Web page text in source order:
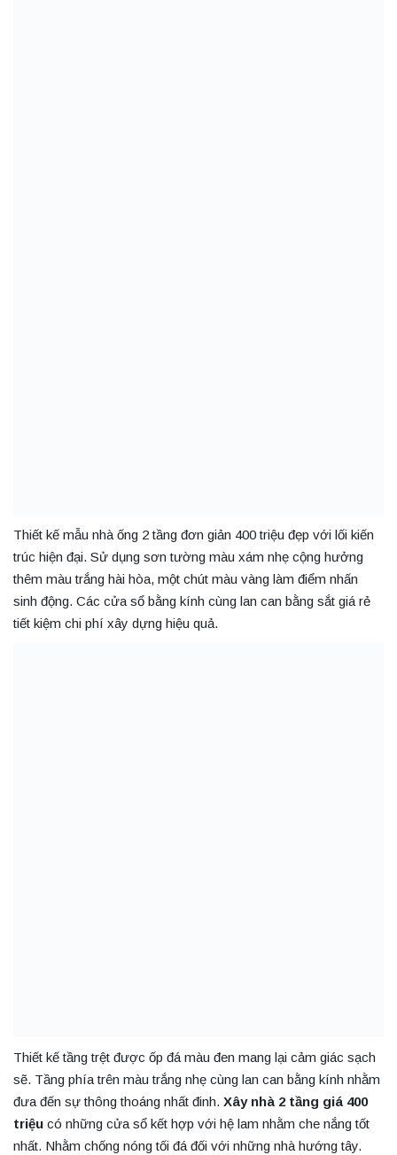
Thiết kế mẫu nhà ống 2 tầng đơn giản 400 triệu đẹp với lối kiến
trúc hiện đại. Sử dụng sơn tường màu xám nhẹ cộng hưởng
thêm màu trắng hài hòa, một chút màu vàng làm điểm nhấn
sinh động. Các cửa sổ bằng kính cùng lan can bằng sắt giá rẻ
tiết kiệm chi phí xây dựng hiệu quả.
Thiết kế tầng trệt được ốp đá màu đen mang lại cảm giác sạch
sẽ. Tầng phía trên màu trắng nhẹ cùng lan can bằng kính nhằm
đưa đến sự thông thoáng nhất đinh. Xây nhà 2 tầng giá 400
triệu có những cửa sổ kết hợp với hệ lam nhằm che nắng tốt
nhất. Nhằm chống nóng tối đá đối với những nhà hướng tây.